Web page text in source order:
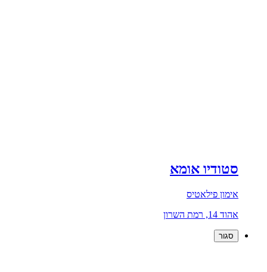
סטודיו אומא
אימון פילאטיס
אהוד 14, רמת השרון
סגור